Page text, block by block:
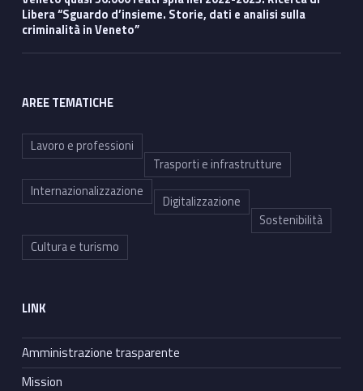
Libera “Sguardo d’insieme. Storie, dati e analisi sulla
criminalità in Veneto”
AREE TEMATICHE
Lavoro e professioni
Trasporti e infrastrutture
Internazionalizzazione
Digitalizzazione
Sostenibilità
Cultura e turismo
LINK
Amministrazione trasparente
Mission